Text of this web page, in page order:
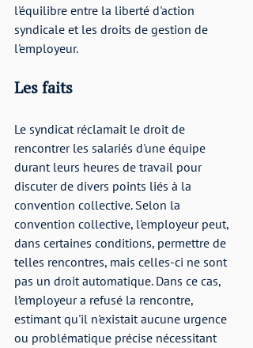
l'équilibre entre la liberté d'action
syndicale et les droits de gestion de
l'employeur.
Les faits
Le syndicat réclamait le droit de
rencontrer les salariés d'une équipe
durant leurs heures de travail pour
discuter de divers points liés à la
convention collective. Selon la
convention collective, l'employeur peut,
dans certaines conditions, permettre de
telles rencontres, mais celles-ci ne sont
pas un droit automatique. Dans ce cas,
l’employeur a refusé la rencontre,
estimant qu'il n'existait aucune urgence
ou problématique précise nécessitant